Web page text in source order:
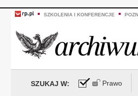
SZKOLENIA I KONFERENCJE
SZUKAJ W: Prawo